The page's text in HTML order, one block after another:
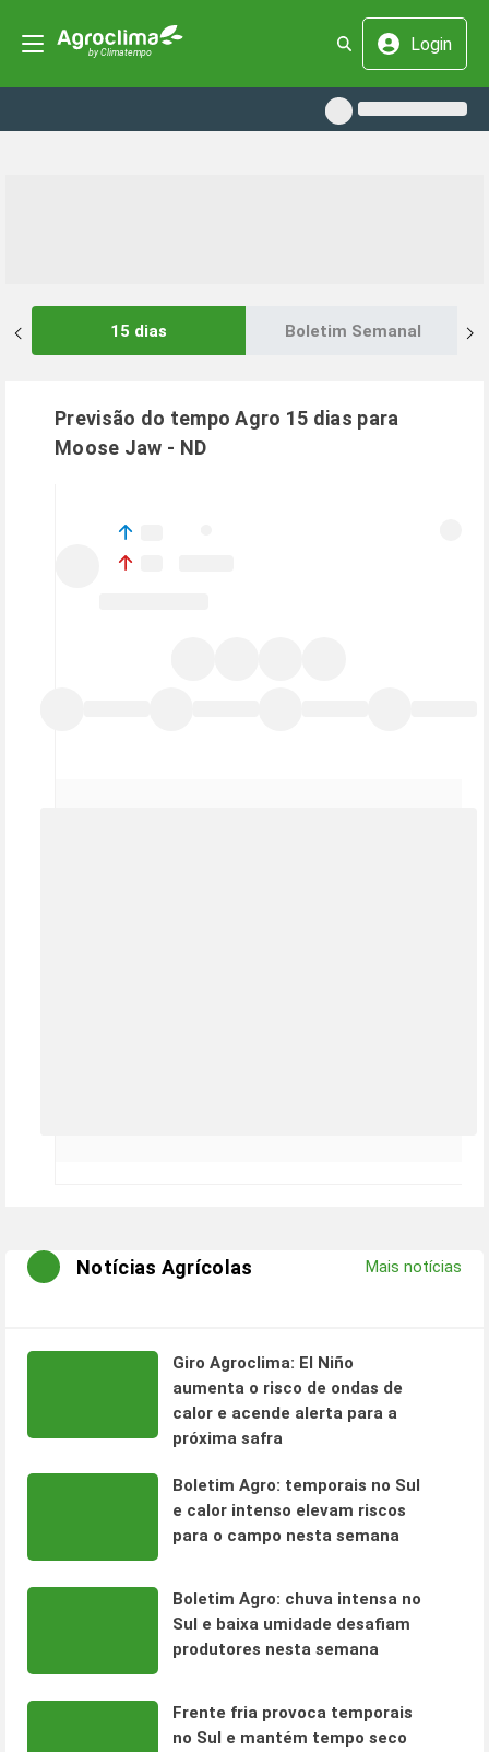
Login
15 dias Boletim Semanal
Previsão do tempo Agro 15 dias para
Moose Jaw - ND
Notícias Agrícolas Mais notícias
Giro Agroclima: El Niño
aumenta o risco de ondas de
calor e acende alerta para a
próxima safra
Boletim Agro: temporais no Sul
e calor intenso elevam riscos
para o campo nesta semana
Boletim Agro: chuva intensa no
Sul e baixa umidade desafiam
produtores nesta semana
Frente fria provoca temporais
no Sul e mantém tempo seco